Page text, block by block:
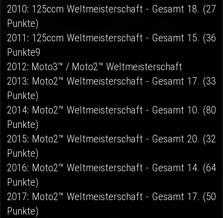
2010: 125ccm Weltmeisterschaft - Gesamt 18. (27
Punkte)
2011: 125ccm Weltmeisterschaft - Gesamt 15. (36
Punkte9
2012: Moto3™ / Moto2™ Weltmeisterschaft
2013: Moto2™ Weltmeisterschaft - Gesamt 17. (33
Punkte)
2014: Moto2™ Weltmeisterschaft - Gesamt 10. (80
Punkte)
2015: Moto2™ Weltmeisterschaft - Gesamt 20. (32
Punkte)
2016: Moto2™ Weltmeisterschaft - Gesamt 14. (64
Punkte)
2017: Moto2™ Weltmeisterschaft - Gesamt 17. (50
Punkte)